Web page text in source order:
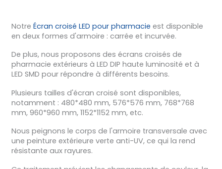
Notre Écran croisé LED pour pharmacie est disponible
en deux formes d'armoire : carrée et incurvée.
De plus, nous proposons des écrans croisés de
pharmacie extérieurs à LED DIP haute luminosité et à
LED SMD pour répondre à différents besoins.
Plusieurs tailles d'écran croisé sont disponibles,
notamment : 480*480 mm, 576*576 mm, 768*768
mm, 960*960 mm, 1152*1152 mm, etc.
Nous peignons le corps de l'armoire transversale avec
une peinture extérieure verte anti-UV, ce qui la rend
résistante aux rayures.